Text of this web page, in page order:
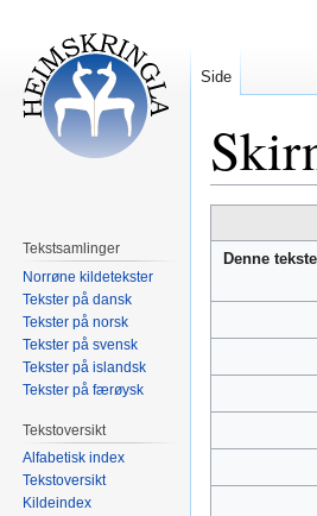
til
navigering
til
søk
Denne
Side
Tekstsamlinger
Norrøne kildetekster
Tekster på dansk
Tekster på norsk
Tekster på svensk
Tekster på islandsk
Tekster på færøysk
Tekstoversikt
Alfabetisk index
Tekstoversikt
Kildeindex